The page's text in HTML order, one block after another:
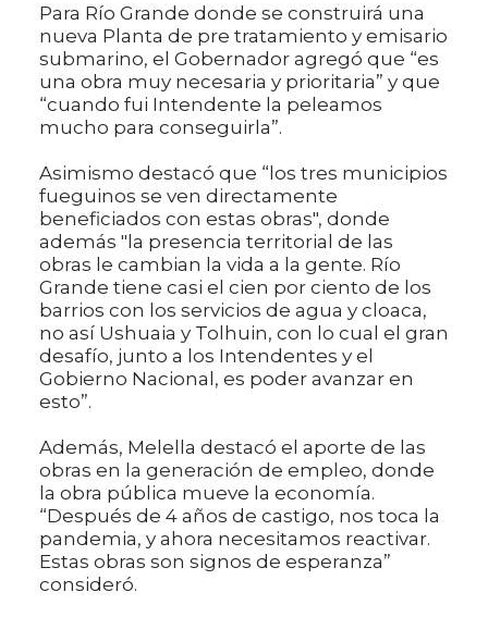
Para Río Grande donde se construirá una
nueva Planta de pre tratamiento y emisario
submarino, el Gobernador agregó que “es
una obra muy necesaria y prioritaria” y que
“cuando fui Intendente la peleamos
mucho para conseguirla”.
Asimismo destacó que “los tres municipios
fueguinos se ven directamente
beneficiados con estas obras", donde
además "la presencia territorial de las
obras le cambian la vida a la gente. Río
Grande tiene casi el cien por ciento de los
barrios con los servicios de agua y cloaca,
no así Ushuaia y Tolhuin, con lo cual el gran
desafío, junto a los Intendentes y el
Gobierno Nacional, es poder avanzar en
esto”.
Además, Melella destacó el aporte de las
obras en la generación de empleo, donde
la obra pública mueve la economía.
“Después de 4 años de castigo, nos toca la
pandemia, y ahora necesitamos reactivar.
Estas obras son signos de esperanza”
consideró.